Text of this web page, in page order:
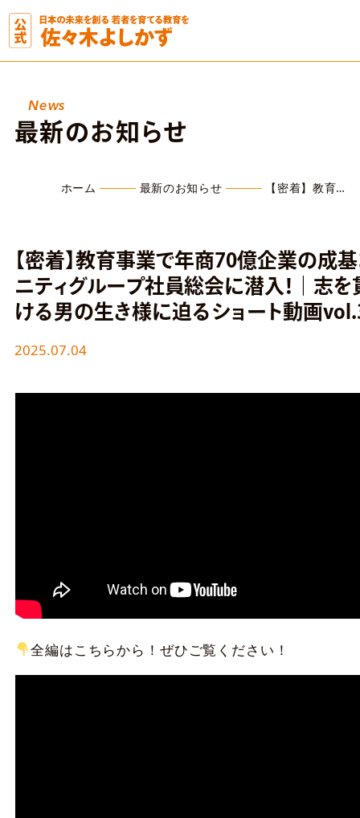
News
最新のお知らせ
ホーム 最新のお知らせ 【密着】教育…
【密着】教育事業で年商70億企業の成基
ニティグループ社員総会に潜入！｜志を
ける男の生き様に迫るショート動画
2025.07.04
全編はこちらから！ぜひご覧ください！